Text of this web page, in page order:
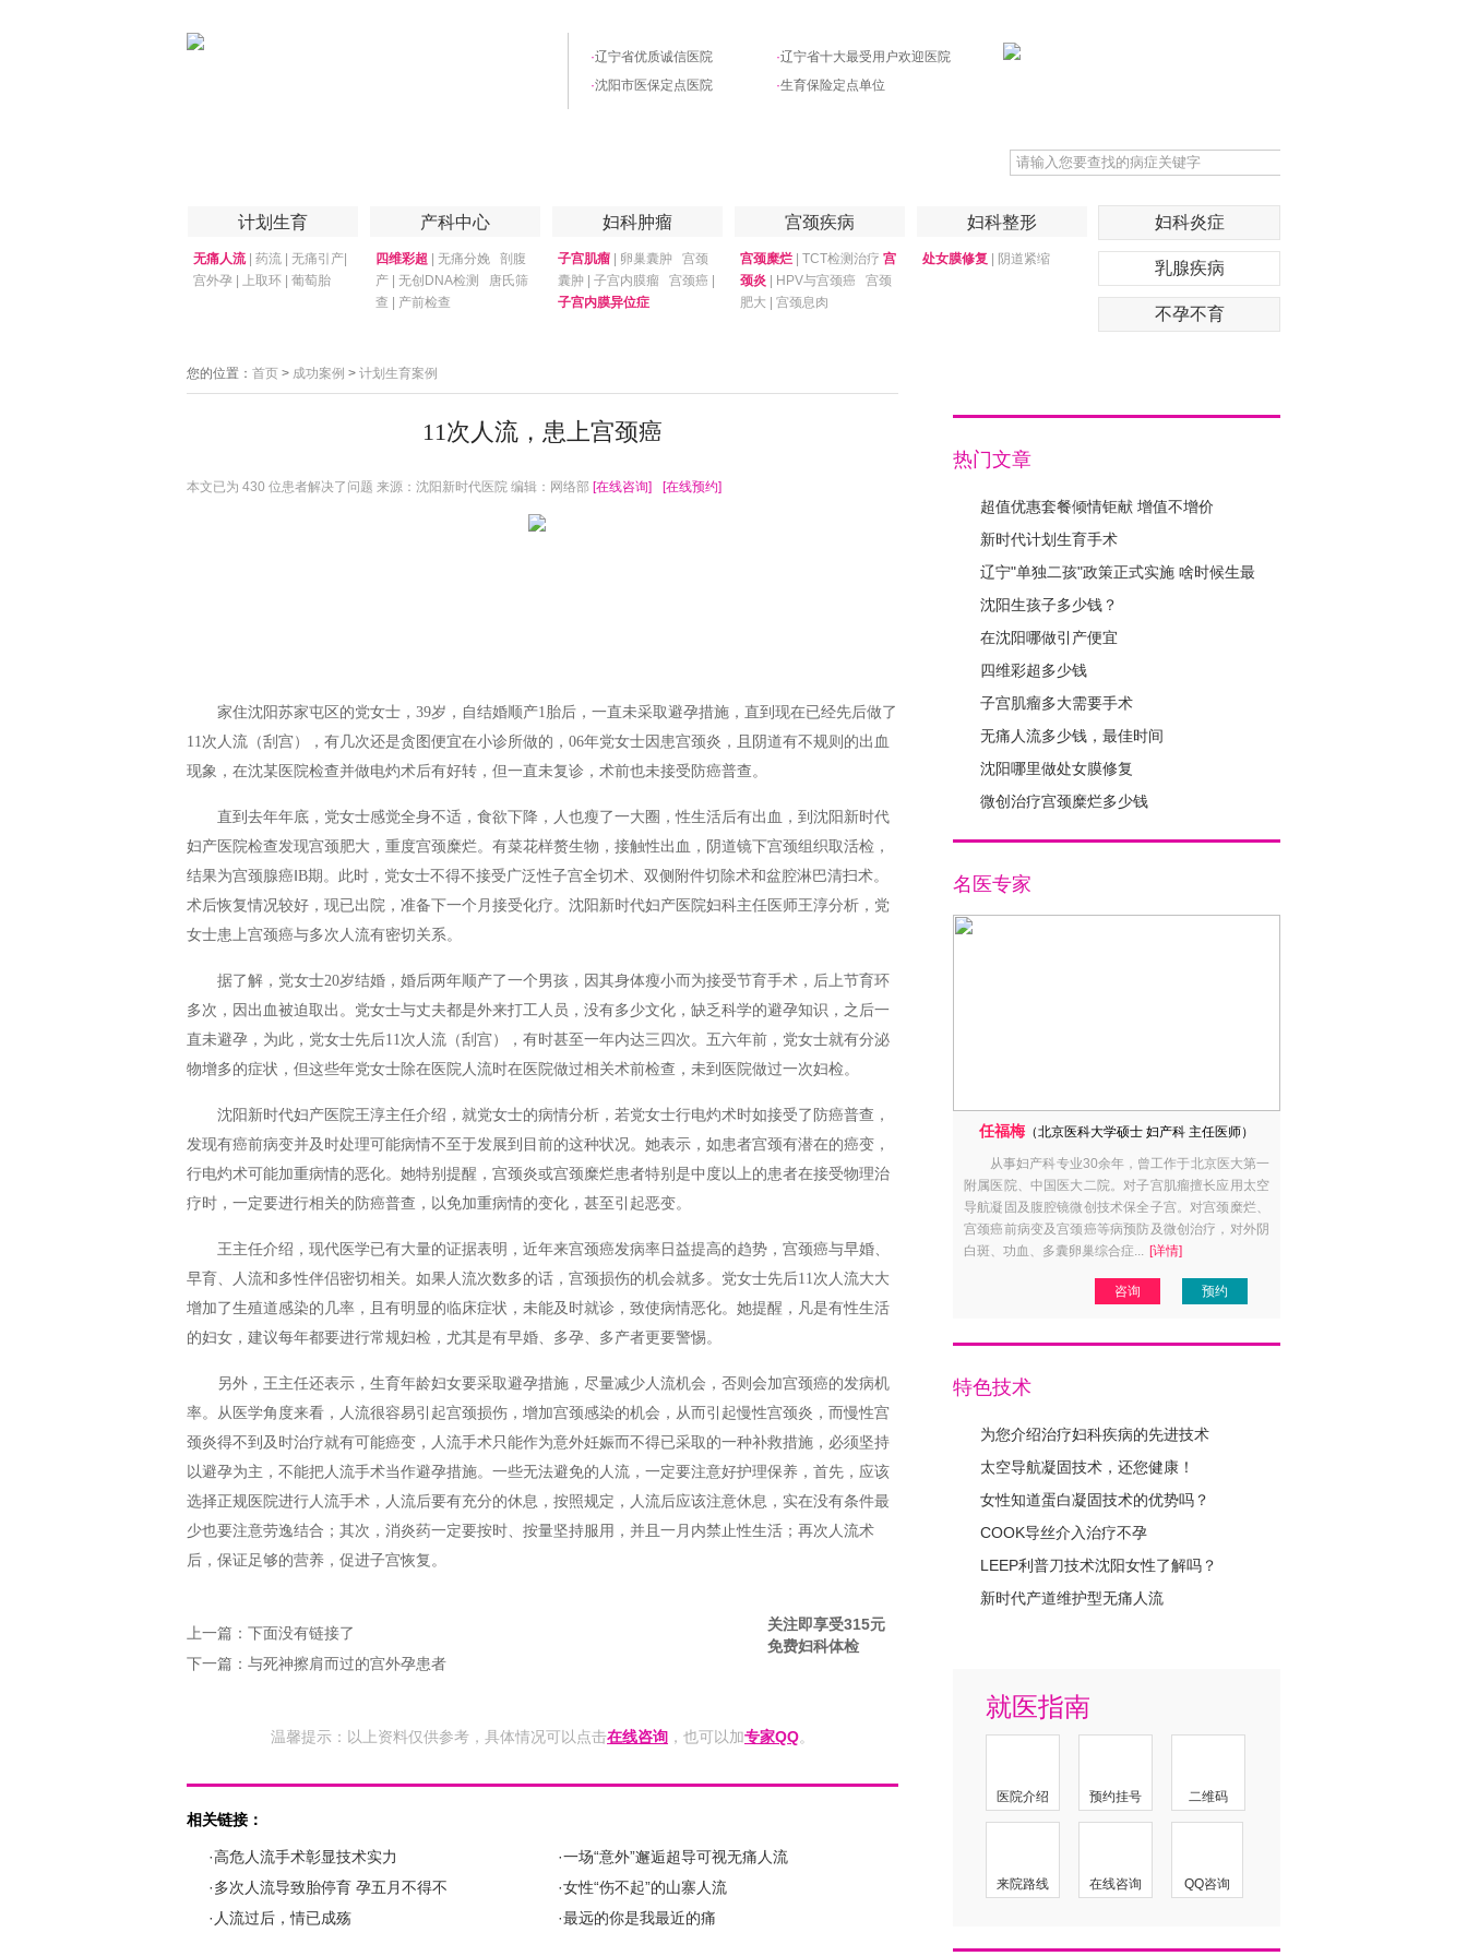
·辽宁省优质诚信医院 ·辽宁省十大最受用户欢迎医院
·沈阳市医保定点医院 ·生育保险定点单位
计划生育
无痛人流| 药流 无痛引产
宫外孕
上取环 葡萄胎
产科中心
四维彩超 无痛分娩
剖腹
产
无创DNA检测
唐氏筛
查
产前检查
妇科肿瘤
子宫肌瘤 卵巢囊肿
宫颈
囊肿
子宫内膜瘤 宫颈癌
子宫内膜异位症
宫颈疾病
宫颈糜烂 TCT检测治疗 宫
颈炎
HPV与宫颈癌
宫颈
肥大
宫颈息肉
妇科整形
处女膜修复 阴道紧缩
妇科炎症
乳腺疾病
不孕不育
您的位置： 首页 > 成功案例 > 计划生育案例
11次人流，患上宫颈癌
本文已为 430 位患者解决了问题 来源：沈阳新时代医院 编辑：网络部 [在线咨询] [在线预约]
家住沈阳苏家屯区的党女士，39岁，自结婚顺产1胎后，一直未采取避孕措施，直到现在已经先后做了
11次人流（刮宫），有几次还是贪图便宜在小诊所做的，06年党女士因患宫颈炎，且阴道有不规则的出血
现象，在沈某医院检查并做电灼术后有好转，但一直未复诊，术前也未接受防癌普查。
直到 去年年底，党女士感觉全身不适，食欲下降，人也瘦了一大圈，性生活后有出血，到沈阳新时代
妇产医院检查发现宫颈肥大，重度宫颈糜烂。有菜花样赘生物，接触性出血，阴道镜下宫颈组织取活检，
结果为宫颈腺癌ⅠB期。此时，党女士不得不接受广泛性子宫全切术、双侧附件切除术和盆腔淋巴清扫术。
术后恢复情况较好，现已出院，准备下一个月接受化疗。沈阳新时代妇产医院妇科主任医师王淳分析，党
女士患上宫颈癌与多次人流有密切关系。
据了解，党女士20岁结婚，婚后两年顺产了一个男孩，因其身体瘦小而为接受节育手术，后上节育环
多次，因出血被迫取出。党女士与丈夫都是外来打工人员，没有多少文化，缺乏科学的避孕知识，之后一
直未避孕，为此，党女士先后11次人流（刮宫），有时甚至一年内达三四次。五六年前，党女士就有分泌
物增多的症状，但这些年党女士除在医院人流时在医院做过相关术前检查，未到医院做过一次妇检。
沈阳新时代妇产医院王淳主任介绍，就党女士的病情分析，若党女士行电灼术时如接受了防癌普查，
发现有癌前病变并及时处理可能病情不至于发展到目前的这种状况。她表示，如患者宫颈有潜在的癌变，
行电灼术可能加重病情的恶化。她特别提醒，宫颈炎或宫颈糜烂患者特别是中度以上的患者在接受物理治
疗时，一定要进行相关的防癌普查，以免加重病情的变化，甚至引起恶变。
王主任介绍，现代医学已有大量的证据表明，近年来宫颈癌发病率日益提高的趋势，宫颈癌与早婚、
早育、人流和多性伴侣密切相关。如果人流次数多的话，宫颈损伤的机会就多。党女士先后11次人流大大
增加了生殖道感染的几率，且有明显的临床症状，未能及时就诊，致使病情恶化。她提醒， 凡是有性生活
的妇女，建议每年都要进行常规妇检，尤其是有早婚、多孕、多产者更要警惕。
另外，王主任还表示，生育年龄妇女要采取避孕措施，尽量减少人流机会，否则会加宫颈癌的发病机
率。从医学角度来看，人流很容易引起宫颈损伤，增加宫颈感染的机会，从而引起慢性宫颈炎，而慢性宫
颈炎得不到及时治疗就有可能癌变，人流手术只能作为意外妊娠而不得已采取的一种补救措施，必须坚持
以避孕为主，不能把人流手术当作避孕措施。一些无法避免的人流，一定要注意好护理保养，首先，应该
选择正规医院进行人流手术，人流后要有充分的休息，按照规定，人流后应该注意休息，实在没有条件最
少也要注意劳逸结合；其次，消炎药一定要按时、按量坚持服用，并且一月内禁止性生活；再次人流术
后，保证足够的营养，促进子宫恢复。
上一篇：下面没有链接了
下一篇： 与死神擦肩而过的宫外孕患者
关注即享受315元
免费妇科体检
温馨提示：以上资料仅供参考，具体情况可以点击在线咨询 ，也可以加专家QQ。
相关链接：
·高危人流手术彰显技术实力
·一场“意外”邂逅超导可视无痛人流
·多次人流导致胎停育 孕五月不得不
·女性“伤不起”的山寨人流
·人流过后，情已成殇
·最远的你是我最近的痛
热门文章
超值优惠套餐倾情钜献 增值不增价
新时代计划生育手术
辽宁"单独二孩"政策正式实施 啥时候生最
好？
沈阳生孩子多少钱？
在沈阳哪做引产便宜
四维彩超多少钱
子宫肌瘤多大需要手术
无痛人流多少钱，最佳时间
沈阳哪里做处女膜修复
微创治疗宫颈糜烂多少钱
名医专家
任福梅（北京医科大学硕士 妇产科 主任医师）
从事妇产科专业30余年，曾工作于北京医大第一
附属医院、中国医大二院。对子宫肌瘤擅长应用太空
导航凝固及腹腔镜微创技术保全子宫。对宫颈糜烂、
宫颈癌前病变及宫颈癌等病预防及微创治疗，对外阴
白斑、功血、多囊卵巢综合症... [详情]
预约
咨询
特色技术
为您介绍治疗妇科疾病的先进技术
太空导航凝固技术，还您健康！
女性知道蛋白凝固技术的优势吗？
COOK导丝介入治疗不孕
LEEP利普刀技术沈阳女性了解吗？
新时代产道维护型无痛人流
就医指南
医院介绍 预约挂号 二维码
来院路线 在线咨询 QQ咨询